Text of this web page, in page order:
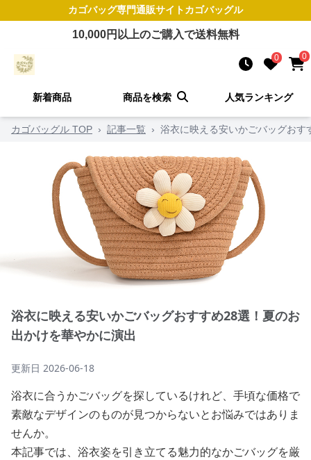
カゴバッグ専門通販サイトカゴバッグル
10,000円以上のご購入で送料無料
0 0
新着商品 商品を検索 人気ランキング
カゴバッグル TOP › 記事一覧 › 浴衣に映える安いかごバッグお
浴衣に映える安いかごバッグおすすめ28選！夏のお
出かけを華やかに演出
更新日 2026-06-18
浴衣に合うかごバッグを探しているけれど、手頃な価格で
素敵なデザインのものが見つからないとお悩みではありま
せんか。
本記事では、浴衣姿を引き立てる魅力的なかごバッグを厳